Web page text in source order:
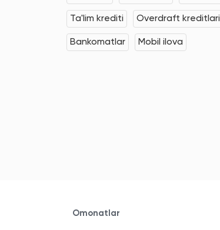
Ta'lim krediti Overdraft kreditlari
Bankomatlar Mobil ilova
Omonatlar